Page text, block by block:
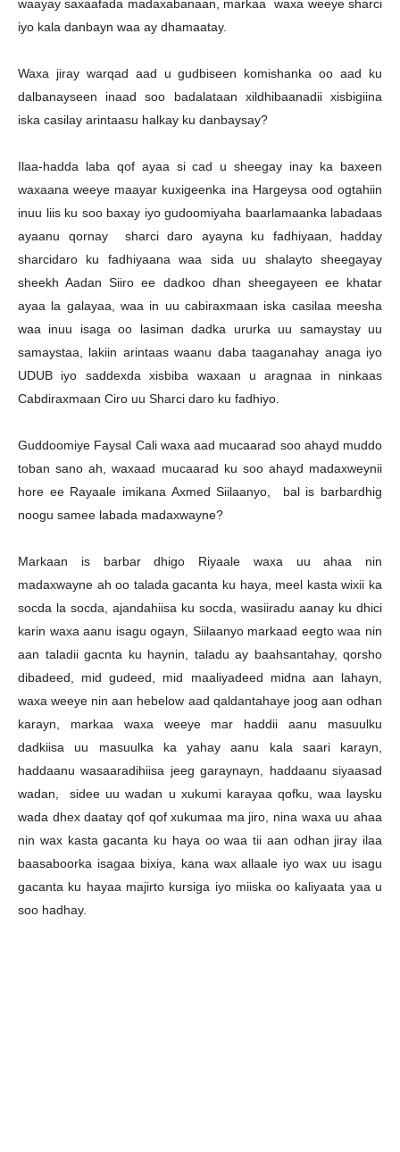
waayay saxaafada madaxabanaan, markaa waxa weeye sharci
iyo kala danbayn waa ay dhamaatay.
Waxa jiray warqad aad u gudbiseen komishanka oo aad ku
dalbanayseen inaad soo badalataan xildhibaanadii xisbigiina
iska casilay arintaasu halkay ku danbaysay?
Ilaa-hadda laba qof ayaa si cad u sheegay inay ka baxeen
waxaana weeye maayar kuxigeenka ina Hargeysa ood ogtahiin
inuu liis ku soo baxay iyo gudoomiyaha baarlamaanka labadaas
ayaanu qornay sharci daro ayayna ku fadhiyaan, hadday
sharcidaro ku fadhiyaana waa sida uu shalayto sheegayay
sheekh Aadan Siiro ee dadkoo dhan sheegayeen ee khatar
ayaa la galayaa, waa in uu cabiraxmaan iska casilaa meesha
waa inuu isaga oo lasiman dadka ururka uu samaystay uu
samaystaa, lakiin arintaas waanu daba taaganahay anaga iyo
UDUB iyo saddexda xisbiba waxaan u aragnaa in ninkaas
Cabdiraxmaan Ciro uu Sharci daro ku fadhiyo.
Guddoomiye Faysal Cali waxa aad mucaarad soo ahayd muddo
toban sano ah, waxaad mucaarad ku soo ahayd madaxweynii
hore ee Rayaale imikana Axmed Siilaanyo, bal is barbardhig
noogu samee labada madaxwayne?
Markaan is barbar dhigo Riyaale waxa uu ahaa nin
madaxwayne ah oo talada gacanta ku haya, meel kasta wixii ka
socda la socda, ajandahiisa ku socda, wasiiradu aanay ku dhici
karin waxa aanu isagu ogayn, Siilaanyo markaad eegto waa nin
aan taladii gacnta ku haynin, taladu ay baahsantahay, qorsho
dibadeed, mid gudeed, mid maaliyadeed midna aan lahayn,
waxa weeye nin aan hebelow aad qaldantahaye joog aan odhan
karayn, markaa waxa weeye mar haddii aanu masuulku
dadkiisa uu masuulka ka yahay aanu kala saari karayn,
haddaanu wasaaradihiisa jeeg garaynayn, haddaanu siyaasad
wadan, sidee uu wadan u xukumi karayaa qofku, waa laysku
wada dhex daatay qof qof xukumaa ma jiro, nina waxa uu ahaa
nin wax kasta gacanta ku haya oo waa tii aan odhan jiray ilaa
baasaboorka isagaa bixiya, kana wax allaale iyo wax uu isagu
gacanta ku hayaa majirto kursiga iyo miiska oo kaliyaata yaa u
soo hadhay.